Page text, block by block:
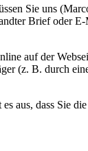
Sie uns
Brief oder
auf der
(z. B. durch
aus, dass Sie